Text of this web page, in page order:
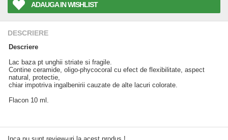
ADAUGA IN WISHLIST
DESCRIERE
Descriere
Lac baza pt unghii striate si fragile.
Contine ceramide, oligo-phycocoral cu efect de flexibilitate, aspect
natural, protectie,
chiar impotriva ingalbenirii cauzate de alte lacuri colorate.
Flacon 10 ml.